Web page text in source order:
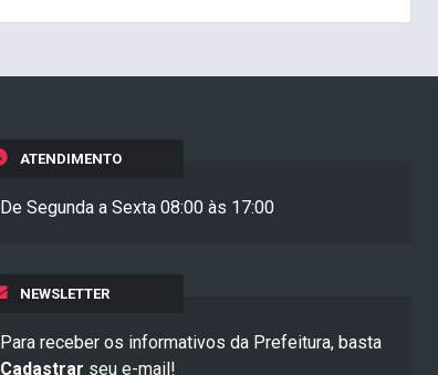
ATENDIMENTO
De Segunda a Sexta 08:00 às 17:00
NEWSLETTER
Para receber os informativos da Prefeitura, basta
Cadastrar seu e-mail!